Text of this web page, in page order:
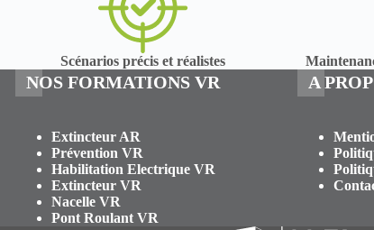
Scénarios précis et réalistes
NOS FORMATIONS VR
Extincteur AR
Prévention VR
Habilitation Electrique VR
Extincteur VR
Nacelle VR
Pont Roulant VR
A